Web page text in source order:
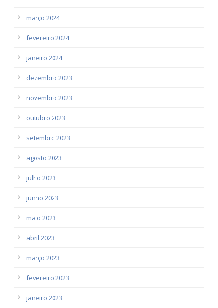
março 2024
fevereiro 2024
janeiro 2024
dezembro 2023
novembro 2023
outubro 2023
setembro 2023
agosto 2023
julho 2023
junho 2023
maio 2023
abril 2023
março 2023
fevereiro 2023
janeiro 2023